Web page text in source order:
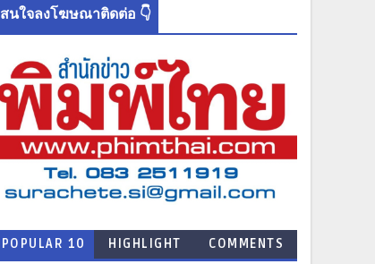
สนใจลงโฆษณาติดต่อ 👇
POPULAR 10
HIGHLIGHT
COMMENTS